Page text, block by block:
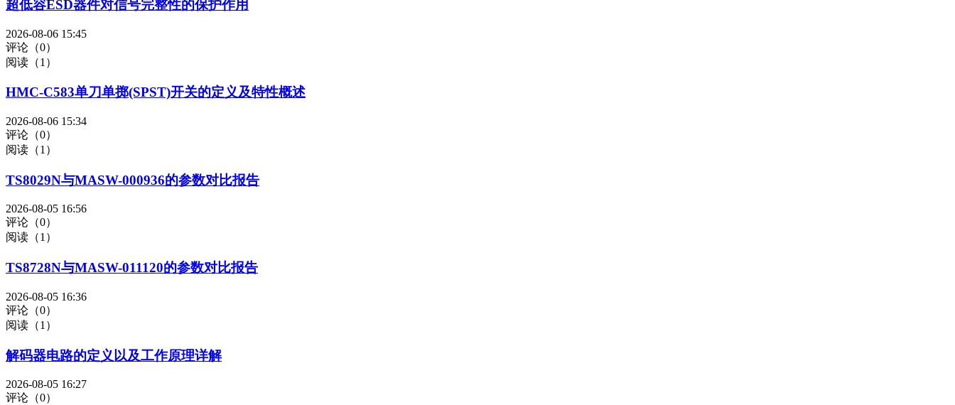
超低容ESD器件对信号完整性的保护作用
2026-08-06 15:45
评论（0）
阅读（1）
HMC-C583单刀单掷(SPST)开关的定义及特性概述
2026-08-06 15:34
评论（0）
阅读（1）
TS8029N与MASW-000936的参数对比报告
2026-08-05 16:56
评论（0）
阅读（1）
TS8728N与MASW-011120的参数对比报告
2026-08-05 16:36
评论（0）
阅读（1）
解码器电路的定义以及工作原理详解
2026-08-05 16:27
评论（0）